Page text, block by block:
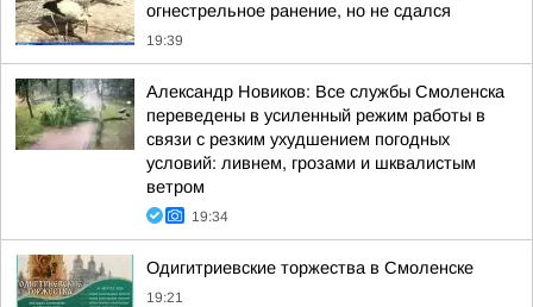
огнестрельное ранение, но не сдался
19:39
Александр Новиков: Все службы Смоленска
переведены в усиленный режим работы в
связи с резким ухудшением погодных
условий: ливнем, грозами и шквалистым
ветром
19:34
Одигитриевские торжества в Смоленске
19:21